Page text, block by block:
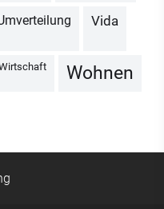
Umverteilung vida
Wirtschaft Wohnen